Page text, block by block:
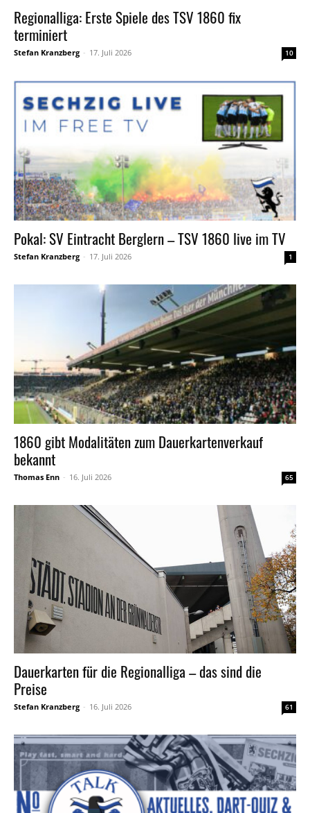
Regionalliga: Erste Spiele des TSV 1860 fix
terminiert
Stefan Kranzberg - 17. Juli 2026 10
Pokal: SV Eintracht Berglern – TSV 1860 live im TV
Stefan Kranzberg - 17. Juli 2026 1
1860 gibt Modalitäten zum Dauerkartenverkauf
bekannt
Thomas Enn - 16. Juli 2026 65
Dauerkarten für die Regionalliga – das sind die
Preise
Stefan Kranzberg - 16. Juli 2026 61